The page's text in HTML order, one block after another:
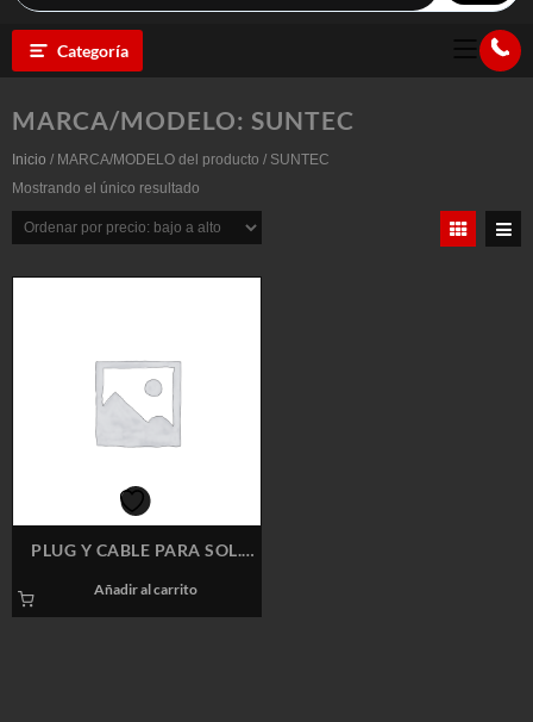
Categoría
MARCA/MODELO: SUNTEC
Inicio / MARCA/MODELO del producto / SUNTEC
Mostrando el único resultado
PLUG Y CABLE PARA SOL.
Añadir al carrito